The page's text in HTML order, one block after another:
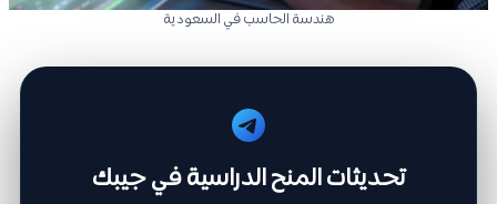
هندسة الحاسب في السعودية
تحديثات المنح الدراسية في جيبك